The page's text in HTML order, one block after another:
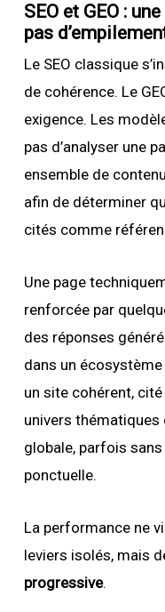
SEO et GEO :
pas
Le SEO classique
de cohérence. Le
exigence. Les
pas d’analyser une
ensemble de
afin de déterminer
cités comme
Une page
renforcée par
des réponses
dans un écosystème
un site cohérent,
univers
globale, parfois
ponctuelle.
La performance ne
leviers isolés, mais
progressive.